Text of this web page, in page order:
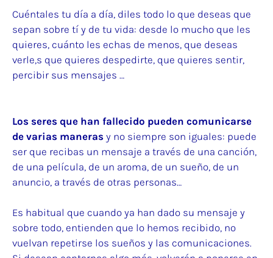
Cuéntales tu día a día, diles todo lo que deseas que
sepan sobre tí y de tu vida: desde lo mucho que les
quieres, cuánto les echas de menos, que deseas
verle,s que quieres despedirte, que quieres sentir,
percibir sus mensajes …
Los seres que han fallecido pueden comunicarse
de varias maneras y no siempre son iguales: puede
ser que recibas un mensaje a través de una canción,
de una película, de un aroma, de un sueño, de un
anuncio, a través de otras personas…
Es habitual que cuando ya han dado su mensaje y
sobre todo, entienden que lo hemos recibido, no
vuelvan repetirse los sueños y las comunicaciones.